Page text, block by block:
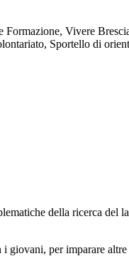
Vivere
Sportello di
della ricerca del
giovani, per imparare